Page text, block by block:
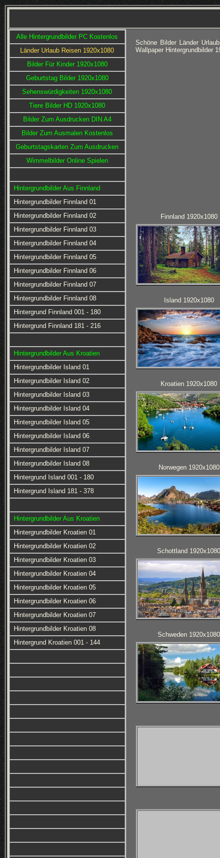
Alle Hintergrundbilder PC Kostenlos
Länder Urlaub Reisen 1920x1080
Bilder Für Kinder 1920x1080
Geburtstag Bilder 1920x1080
Sehenswürdigkeiten 1920x1080
Tiere Bilder HD 1920x1080
Bilder Zum Ausdrucken DIN A4
Bilder Zum Ausmalen Kostenlos
Geburtstagskarten Zum Ausdrucken
Wimmelbilder Online Spielen
Hintergrundbilder Aus Finnland
Hintergrundbilder Finnland 01
Hintergrundbilder Finnland 02
Hintergrundbilder Finnland 03
Hintergrundbilder Finnland 04
Hintergrundbilder Finnland 05
Hintergrundbilder Finnland 06
Hintergrundbilder Finnland 07
Hintergrundbilder Finnland 08
Hintergrund Finnland 001 - 180
Hintergrund Finnland 181 - 216
Hintergrundbilder Aus Kroatien
Hintergrundbilder Island 01
Hintergrundbilder Island 02
Hintergrundbilder Island 03
Hintergrundbilder Island 04
Hintergrundbilder Island 05
Hintergrundbilder Island 06
Hintergrundbilder Island 07
Hintergrundbilder Island 08
Hintergrund Island 001 - 180
Hintergrund Island 181 - 378
Hintergrundbilder Aus Kroatien
Hintergrundbilder Kroatien 01
Hintergrundbilder Kroatien 02
Hintergrundbilder Kroatien 03
Hintergrundbilder Kroatien 04
Hintergrundbilder Kroatien 05
Hintergrundbilder Kroatien 06
Hintergrundbilder Kroatien 07
Hintergrundbilder Kroatien 08
Hintergrund Kroatien 001 - 144
Schöne Bilder Länder
Wallpaper Hintergrundbilder
Finnland 1920x1080
Island 1920x1080
Kroatien 1920x1080
Norwegen 1920x1080
Schottland 1920x1080
Schweden 1920x1080